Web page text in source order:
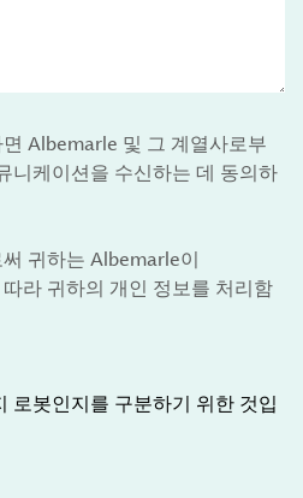
Albemarle 및 그 계열사로부
니케이션을 수신하는 데 동의하
귀하는 Albemarle이
따라 귀하의 개인 정보를 처리함
로봇인지를 구분하기 위한 것입